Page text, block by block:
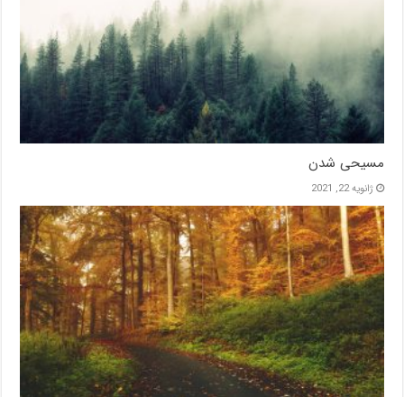
مسیحی شدن
ژانویه 22, 2021